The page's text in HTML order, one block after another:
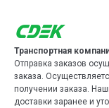
Транспортная
Отправка заказов
заказа.
получении заказа.
доставки заранее и